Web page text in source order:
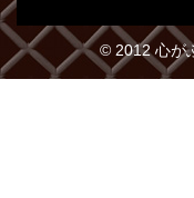
© 2012 心が